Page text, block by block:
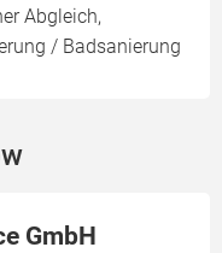
Abgleich,
/ Badsanierung
GmbH